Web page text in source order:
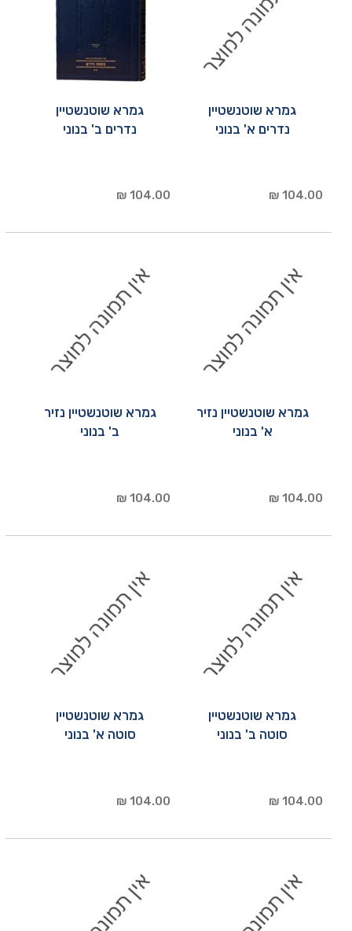
גמרא שוטנשטיין
נדרים א' בנוני
104.00 ₪
גמרא שוטנשטיין
נדרים ב' בנוני
104.00 ₪
גמרא שוטנשטיין נזיר
א' בנוני
104.00 ₪
גמרא שוטנשטיין נזיר
ב' בנוני
104.00 ₪
גמרא שוטנשטיין
סוטה ב' בנוני
104.00 ₪
גמרא שוטנשטיין
סוטה א' בנוני
104.00 ₪